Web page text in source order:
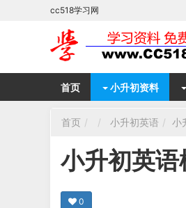
cc518学习网
首页 小升初资料
首页 小升初英语 小
小升初英语
0